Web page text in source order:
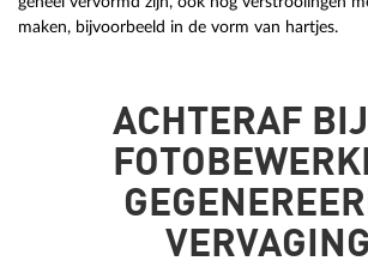
maken, bijvoorbeeld in de vorm van hartjes.
ACHTERAF
VERVAGING